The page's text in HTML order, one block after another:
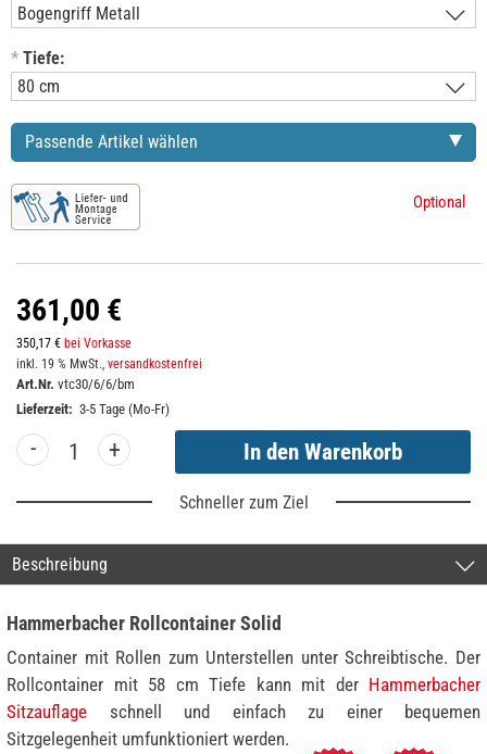
* Tiefe:
Passende Artikel wählen
Optional
361,00 €
350,17 € bei Vorkasse
inkl. 19 % MwSt., versandkostenfrei
Art.Nr. vtc30/6/6/bm
Lieferzeit: 3-5 Tage (Mo-Fr)
- +
Schneller zum Ziel
Beschreibung
Hammerbacher Rollcontainer Solid
Container mit Rollen zum Unterstellen unter Schreibtische. Der
Rollcontainer mit 58 cm Tiefe kann mit der Hammerbacher
Sitzauflage schnell und einfach zu einer bequemen
Sitzgelegenheit umfunktioniert werden.